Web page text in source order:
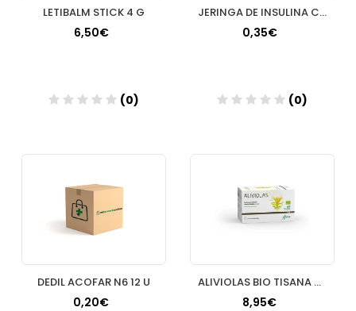
LETIBALM STICK 4 G
6,50€
(0)
JERINGA DE INSULINA C/A 100 UI ACOFAR 1 SOLO USO
0,35€
(0)
DEDIL ACOFAR N6 12 U
0,20€
ALIVIOLAS BIO TISANA 20 FILTROS
8,95€